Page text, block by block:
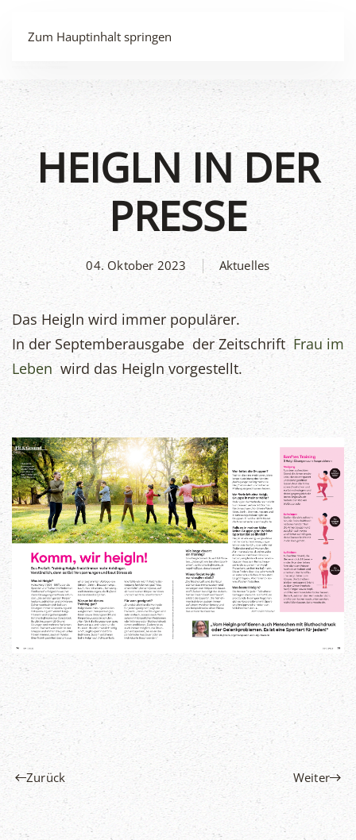
Zum Hauptinhalt springen
MENÜ
HEIGLN IN DER
PRESSE
04. Oktober 2023 Aktuelles
Das Heigln wird immer populärer.
In der Septemberausgabe der Zeitschrift Frau im
Leben wird das Heigln vorgestellt.
Zurück Weiter